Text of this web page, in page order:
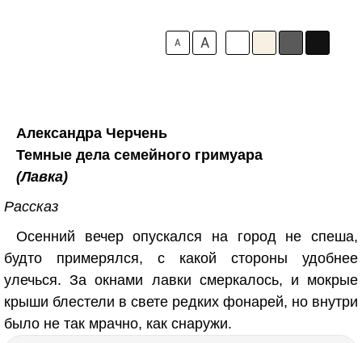
A A
Александра Черчень
Темные дела семейного гримуара
(Лавка)
Рассказ
Осенний вечер опускался на город не спеша,
будто примерялся, с какой стороны удобнее
улечься. За окнами лавки смеркалось, и мокрые
крыши блестели в свете редких фонарей, но внутри
было не так мрачно, как снаружи.